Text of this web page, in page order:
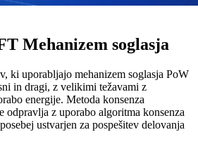
Mehanizem soglasja
ki uporabljajo mehanizem soglasja PoW
in dragi, z velikimi težavami z
energije. Metoda konsenza
odpravlja z uporabo algoritma konsenza
ustvarjen za pospešitev delovanja